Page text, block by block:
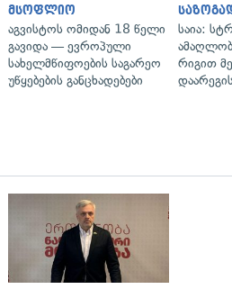
მსოფლიო
აგვისტოს ომიდან 18 წელი
გავიდა — ევროპული
სახელმწიფოების საგარეო
უწყებების განცხადებები
საია:
რიგით